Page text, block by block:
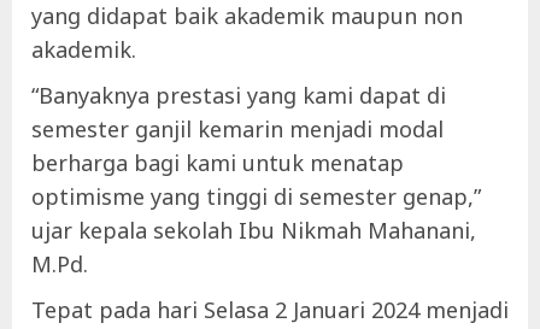
yang didapat baik akademik maupun non
akademik.
“Banyaknya prestasi yang kami dapat di
semester ganjil kemarin menjadi modal
berharga bagi kami untuk menatap
optimisme yang tinggi di semester genap,”
ujar kepala sekolah Ibu Nikmah Mahanani,
M.Pd.
Tepat pada hari Selasa 2 Januari 2024 menjadi